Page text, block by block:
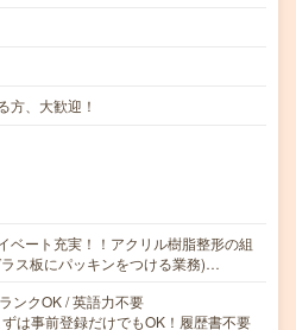
方、大歓迎！
ベート充実！！アクリル樹脂整形の組
ス板にパッキンをつける業務)…
ンクOK / 英語力不要
は事前登録だけでもOK！履歴書不要